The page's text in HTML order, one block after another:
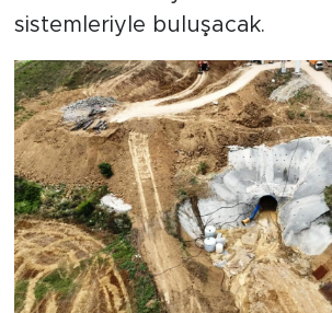
sistemleriyle buluşacak.